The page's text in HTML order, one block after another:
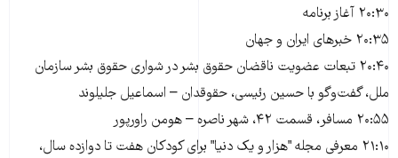
۲۰:۳۰ آغاز برنامه
۲۰:۳۵ خبرهای ایران و جهان
۲۰:۴۰ تبعات عضویت ناقضان حقوق بشر در شواری حقوق بشر سازمان
ملل، گفت‌وگو با حسین رئیسی، حقوقدان – اسماعیل جلیلوند
۲۰:۵۵ مسافر، قسمت ۴۲، شهر ناصره – هومن راورپور
۲۱:۱۰ معرفی مجله "هزار و یک دنیا" برای کودکان هفت تا دوازده سال،